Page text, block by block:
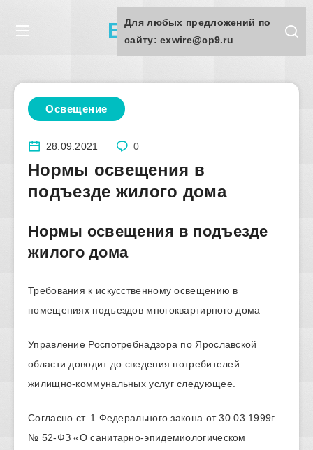
Exwire.ru
Освещение
28.09.2021 0
Нормы освещения в
подъезде жилого дома
Нормы освещения в подъезде
жилого дома
Требования к искусственному освещению в
помещениях подъездов многоквартирного дома
Управление Роспотребнадзора по Ярославской
области доводит до сведения потребителей
жилищно-коммунальных услуг следующее.
Согласно ст. 1 Федерального закона от 30.03.1999г.
№ 52-ФЗ «О санитарно-эпидемиологическом
Для любых предложений по
сайту: exwire@cp9.ru